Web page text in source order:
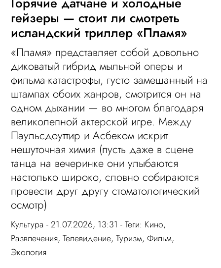
гейзеры — стоит ли смотреть
исландский триллер «Пламя»
«Пламя» представляет собой довольно
диковатый гибрид мыльной оперы и
фильма-катастрофы, густо замешанный на
штампах обоих жанров, смотрится он на
одном дыхании — во многом благодаря
великолепной актерской игре. Между
Паульсдоуттир и Асбеком искрит
нешуточная химия (пусть даже в сцене
танца на вечеринке они улыбаются
настолько широко, словно собираются
провести друг другу стоматологический
осмотр)
Культура - 21.07.2026, 13:31 - Теги: Кино,
Развлечения,Телевидение,Туризм,Фильм,
Экология